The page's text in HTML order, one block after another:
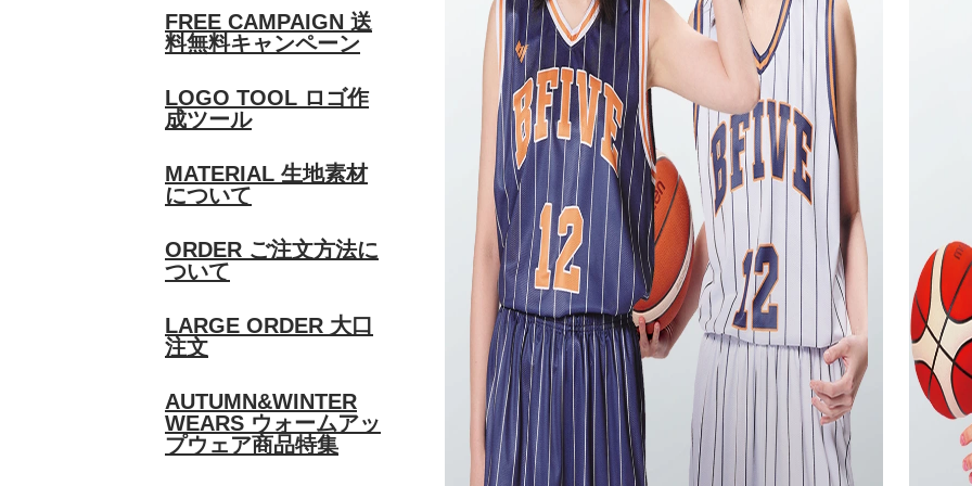
FREE CAMPAIGN 送
料無料キャンペーン
LOGO TOOL ロゴ作
成ツール
MATERIAL 生地素材
について
ORDER ご注文方法に
ついて
LARGE ORDER 大口
注文
AUTUMN&WINTER
WEARS ウォームアッ
プウェア商品特集